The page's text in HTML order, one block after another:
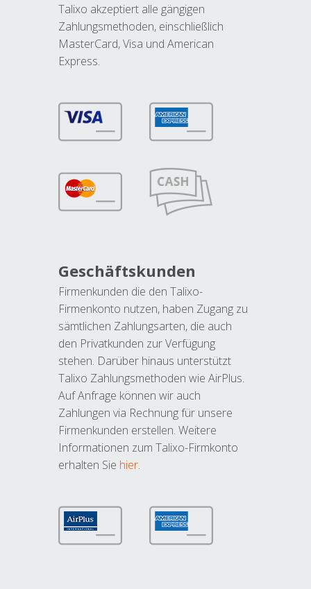
Talixo akzeptiert alle gängigen
Zahlungsmethoden, einschließlich
MasterCard, Visa und American
Express.
Geschäftskunden
Firmenkunden die den Talixo-
Firmenkonto nutzen, haben Zugang zu
sämtlichen Zahlungsarten, die auch
den Privatkunden zur Verfügung
stehen. Darüber hinaus unterstützt
Talixo Zahlungsmethoden wie AirPlus.
Auf Anfrage können wir auch
Zahlungen via Rechnung für unsere
Firmenkunden erstellen. Weitere
Informationen zum Talixo-Firmkonto
erhalten Sie hier.